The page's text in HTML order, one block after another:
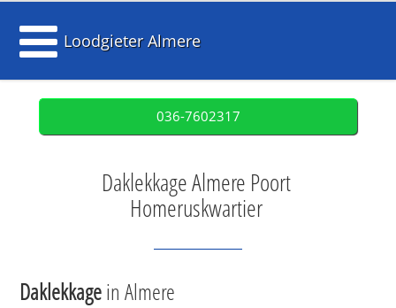
Loodgieter Almere
036-7602317
Daklekkage Almere Poort
Homeruskwartier
Daklekkagein Almere